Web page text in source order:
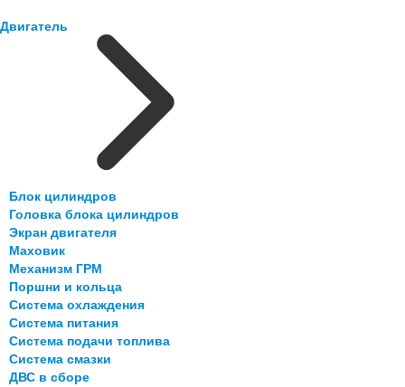
Двигатель
Блок цилиндров
Головка блока цилиндров
Экран двигателя
Маховик
Механизм ГРМ
Поршни и кольца
Система охлаждения
Система питания
Система подачи топлива
Система смазки
ДВС в сборе